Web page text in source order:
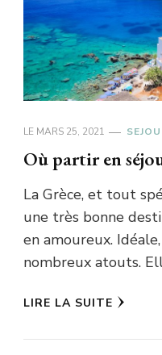
LE MARS 25, 2021
Où partir en
La Grèce, et tout
une très bonne
en amoureux.
nombreux atouts.
LIRE LA SUITE